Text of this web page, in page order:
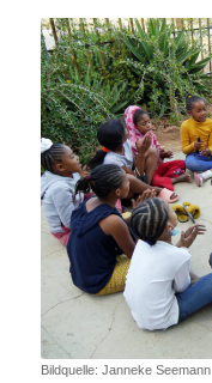
Bildquelle: Janneke Seemann